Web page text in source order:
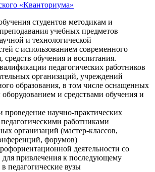
«Кванториума»
студентов методикам и
учебных предметов
и технологической
с использованием современного
средств обучения и воспитания.
педагогических работников
организаций, учреждений
образования, в том числе оснащенных
и средствами обучения и
проведение научно-практических
работниками
организаций (мастер-классов,
форумов)
деятельности со
привлечения к последующему
педагогические вузы